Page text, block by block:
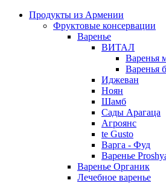
Продукты из Армении
Фруктовые консервации
Варенье
ВИТАЛ
Варенья
Варенья
Иджеван
Ноян
Шамб
Сады Арагаца
Агроянс
te Gusto
Варга - Фуд
Варенье
Варенье Органик
Лечебное варенье